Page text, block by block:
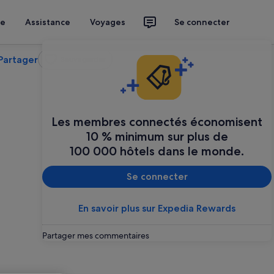
Assistance Voyages Se connecter
Les membres connectés économisent
10 % minimum sur plus de
100 000 hôtels dans le monde.
Se connecter
En savoir plus sur Expedia Rewards
Partager mes commentaires